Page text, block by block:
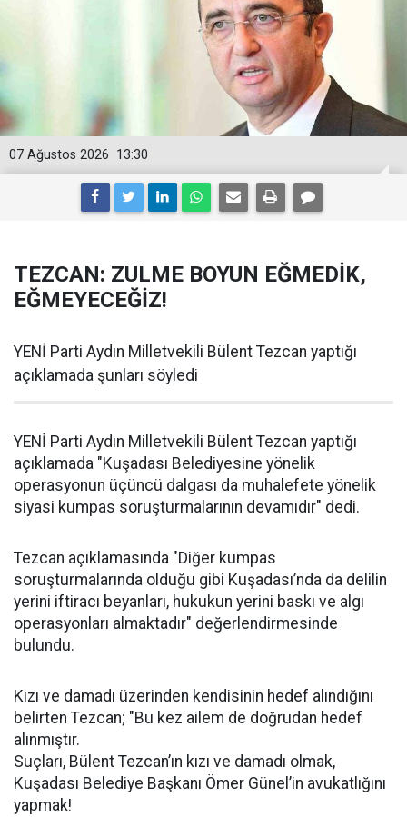
13:30
07 Ağustos 2026
TEZCAN: ZULME BOYUN EĞMEDİK,
EĞMEYECEĞİZ!
YENİ Parti Aydın Milletvekili Bülent Tezcan yaptığı
açıklamada şunları söyledi
YENİ Parti Aydın Milletvekili Bülent Tezcan yaptığı
açıklamada "Kuşadası Belediyesine yönelik
operasyonun üçüncü dalgası da muhalefete yönelik
siyasi kumpas soruşturmalarının devamıdır" dedi.
Tezcan açıklamasında "Diğer kumpas
soruşturmalarında olduğu gibi Kuşadası’nda da delilin
yerini iftiracı beyanları, hukukun yerini baskı ve algı
operasyonları almaktadır" değerlendirmesinde
bulundu.
Kızı ve damadı üzerinden kendisinin hedef alındığını
belirten Tezcan; "Bu kez ailem de doğrudan hedef
alınmıştır.
Suçları, Bülent Tezcan’ın kızı ve damadı olmak,
Kuşadası Belediye Başkanı Ömer Günel’in avukatlığını
yapmak!